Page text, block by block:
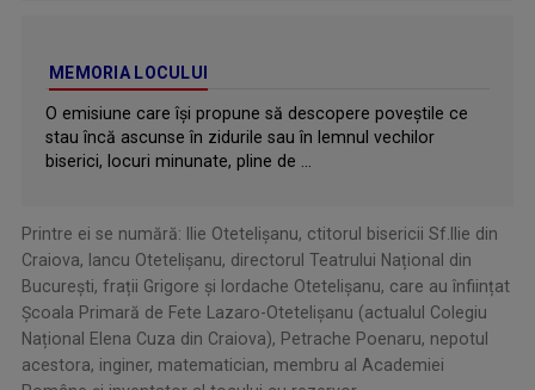
MEMORIA LOCULUI
O emisiune care își propune să descopere poveştile ce
stau încă ascunse în zidurile sau în lemnul vechilor
biserici, locuri minunate, pline de ...
Printre ei se numără: Ilie Otetelișanu, ctitorul bisericii Sf.Ilie din
Craiova, Iancu Otetelișanu, directorul Teatrului Național din
București, frații Grigore și Iordache Otetelișanu, care au înființat
Școala Primară de Fete Lazaro-Otetelișanu (actualul Colegiu
Național Elena Cuza din Craiova), Petrache Poenaru, nepotul
acestora, inginer, matematician, membru al Academiei